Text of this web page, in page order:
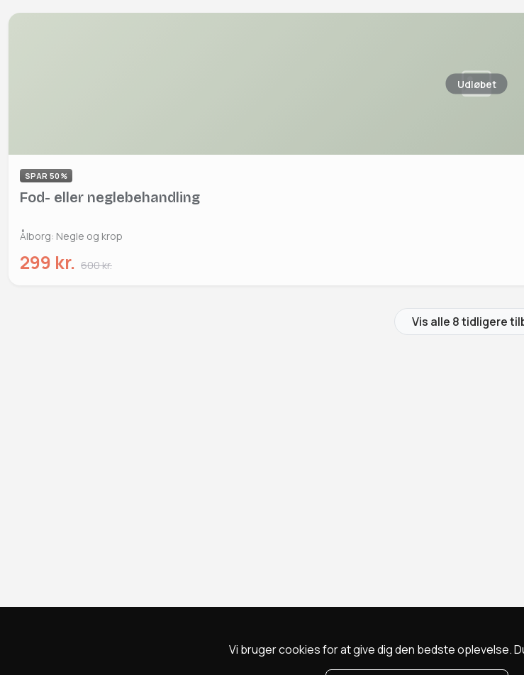
Vi bruger cookies for at give dig den bedste oplevelse.
Udløbet
SPAR 50%
Fod- eller neglebehandling
Ålborg: Negle og krop
299 kr. 600 kr.
Vis alle 8 tidligere